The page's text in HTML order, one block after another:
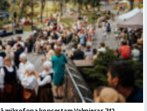
mikrofona koncertam Valmieras 742.
kategorijā: